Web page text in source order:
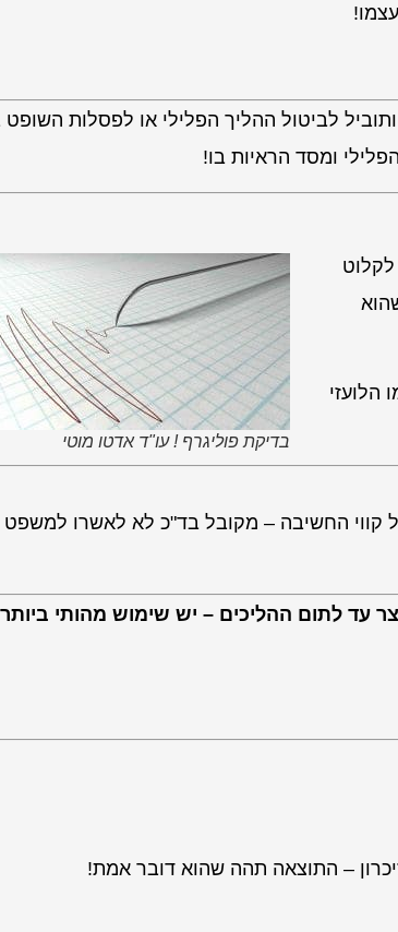
לביטול ההליך הפלילי או לפסלות השופט
ומסד הראיות בו!
בדיקת פוליגרף ! עו"ד אדטו מוטי
הלועזי
קווי החשיבה – מקובל בד"כ לא לאשרו למשפט
עד לתום ההליכים – יש שימוש מהותי ביותר
– התוצאה תהה שהוא דובר אמת!